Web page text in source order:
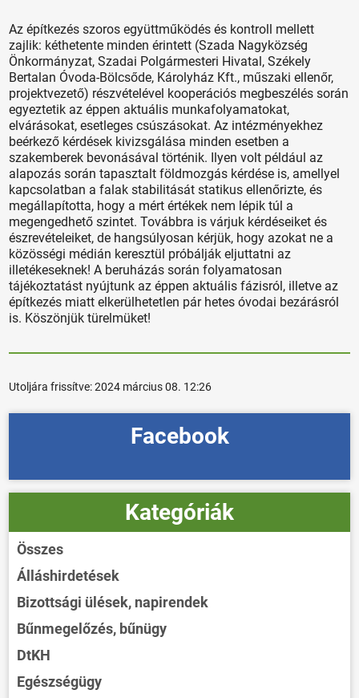
Az építkezés szoros együttműködés és kontroll mellett
zajlik: kéthetente minden érintett (Szada Nagyközség
Önkormányzat, Szadai Polgármesteri Hivatal, Székely
Bertalan Óvoda-Bölcsőde, Károlyház Kft., műszaki ellenőr,
projektvezető) részvételével kooperációs megbeszélés során
egyeztetik az éppen aktuális munkafolyamatokat,
elvárásokat, esetleges csúszásokat. Az intézményekhez
beérkező kérdések kivizsgálása minden esetben a
szakemberek bevonásával történik. Ilyen volt például az
alapozás során tapasztalt földmozgás kérdése is, amellyel
kapcsolatban a falak stabilitását statikus ellenőrizte, és
megállapította, hogy a mért értékek nem lépik túl a
megengedhető szintet. Továbbra is várjuk kérdéseiket és
észrevételeiket, de hangsúlyosan kérjük, hogy azokat ne a
közösségi médián keresztül próbálják eljuttatni az
illetékeseknek! A beruházás során folyamatosan
tájékoztatást nyújtunk az éppen aktuális fázisról, illetve az
építkezés miatt elkerülhetetlen pár hetes óvodai bezárásról
is. Köszönjük türelmüket!
Utoljára frissítve:2024 március 08. 12:26
Facebook
Kategóriák
Összes
Álláshirdetések
Bizottsági ülések, napirendek
Bűnmegelőzés, bűnügy
DtKH
Egészségügy